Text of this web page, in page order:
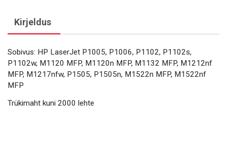
Kirjeldus
Sobivus: HP LaserJet P1005, P1006, P1102, P1102s,
P1102w, M1120 MFP, M1120n MFP, M1132 MFP, M1212nf
MFP, M1217nfw, P1505, P1505n, M1522n MFP, M1522nf
MFP
Trükimaht kuni 2000 lehte